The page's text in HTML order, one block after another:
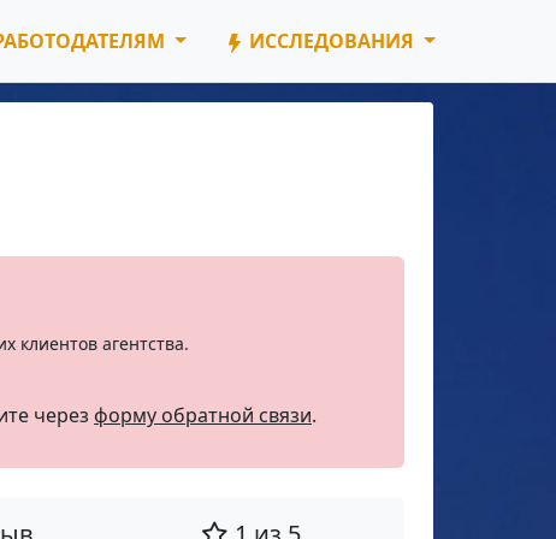
ИССЛЕДОВАНИЯ
клиентов агентства.
через форму обратной связи.